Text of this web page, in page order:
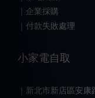
｜企業採購
｜付款失敗處理
小家電自取
｜新北市新店區安